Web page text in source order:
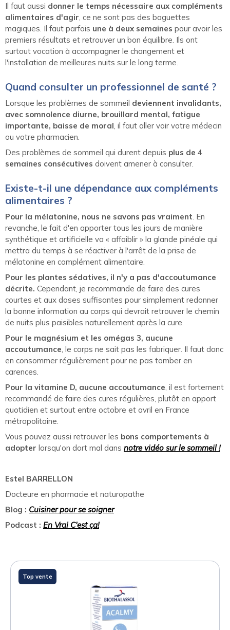
Il faut aussi donner le temps nécessaire aux compléments
alimentaires d'agir, ce ne sont pas des baguettes
magiques. Il faut parfois une à deux semaines pour avoir les
premiers résultats et retrouver un bon équilibre. Ils ont
surtout vocation à accompagner le changement et
l'installation de meilleures nuits sur le long terme.
Quand consulter un professionnel de santé ?
Lorsque les problèmes de sommeil deviennent invalidants,
avec somnolence diurne, brouillard mental, fatigue
importante, baisse de moral, il faut aller voir votre médecin
ou votre pharmacien.
Des problèmes de sommeil qui durent depuis plus de 4
semaines consécutives doivent amener à consulter.
Existe-t-il une dépendance aux compléments
alimentaires ?
Pour la mélatonine, nous ne savons pas vraiment. En
revanche, le fait d'en apporter tous les jours de manière
synthétique et artificielle va « affaiblir » la glande pinéale qui
mettra du temps à se réactiver à l'arrêt de la prise de
mélatonine en complément alimentaire.
Pour les plantes sédatives, il n'y a pas d'accoutumance
décrite. Cependant, je recommande de faire des cures
courtes et aux doses suffisantes pour simplement redonner
la bonne information au corps qui devrait retrouver le chemin
de nuits plus paisibles naturellement après la cure.
Pour le magnésium et les omégas 3, aucune
accoutumance, le corps ne sait pas les fabriquer. Il faut donc
en consommer régulièrement pour ne pas tomber en
carences.
Pour la vitamine D, aucune accoutumance, il est fortement
recommandé de faire des cures régulières, plutôt en apport
quotidien et surtout entre octobre et avril en France
métropolitaine.
Vous pouvez aussi retrouver les bons comportements à
adopter lorsqu'on dort mal dans notre vidéo sur le sommeil !
Estel BARRELLON
Docteure en pharmacie et naturopathe
Blog : Cuisiner pour se soigner
Podcast : En Vrai C'est ça!
Top vente